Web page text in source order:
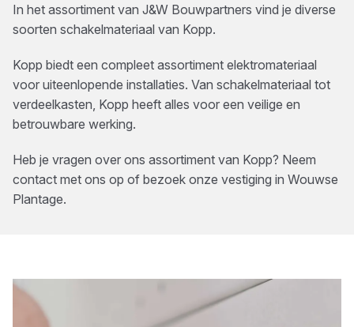
In het assortiment van J&W Bouwpartners vind je diverse
soorten schakelmateriaal van Kopp.
Kopp biedt een compleet assortiment elektromateriaal
voor uiteenlopende installaties. Van schakelmateriaal tot
verdeelkasten, Kopp heeft alles voor een veilige en
betrouwbare werking.
Heb je vragen over ons assortiment van Kopp? Neem
contact met ons op of bezoek onze vestiging in Wouwse
Plantage.